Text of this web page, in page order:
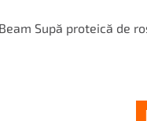
Supă proteică de